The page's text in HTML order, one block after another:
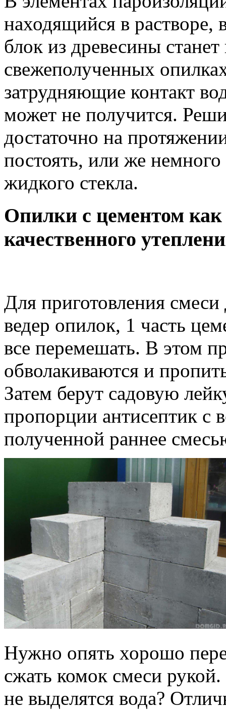
находящийся в
блок из древесины
свежеполученных
затрудняющие контакт
может не получится.
достаточно на
постоять, или же
жидкого стекла.
Опилки с цементом
качественного
Для приготовления
ведер опилок, 1 часть
все перемешать. В этом
обволакиваются и
Затем берут садовую
пропорции антисептик с
полученной раннее
Нужно опять хорошо
сжать комок смеси
не выделятся вода?